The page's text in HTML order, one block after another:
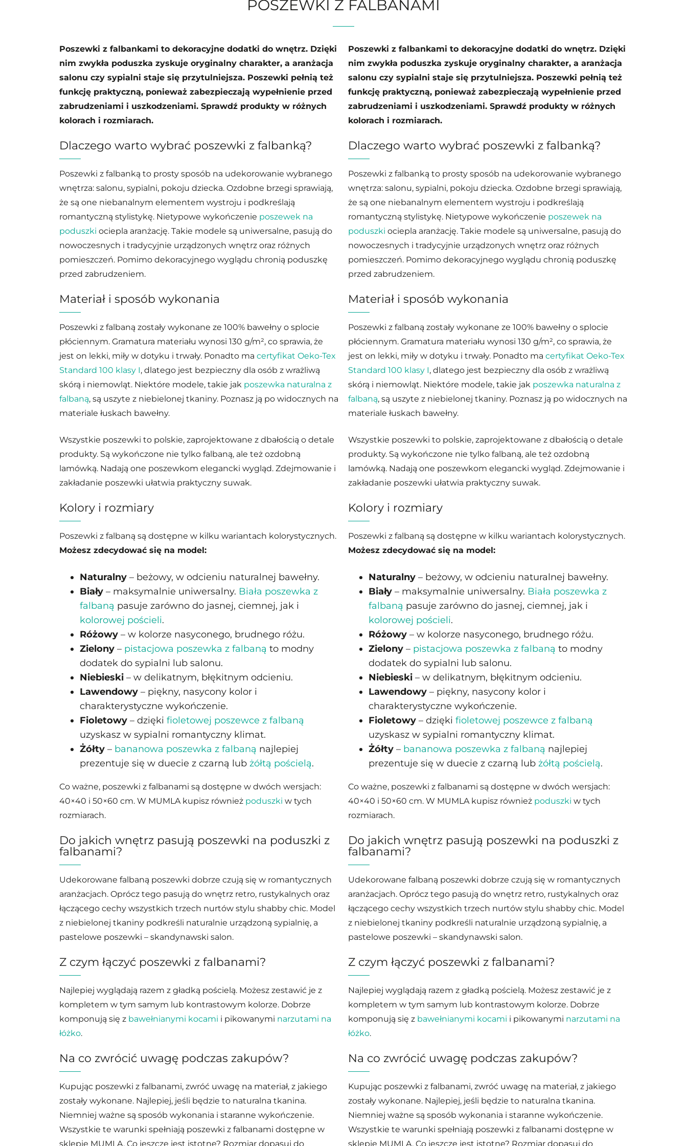
POSZEWKI Z FALBANAMI
Poszewki z falbankami to dekoracyjne dodatki do wnętrz. Dzięki
nim zwykła poduszka zyskuje oryginalny charakter, a aranżacja
salonu czy sypialni staje się przytulniejsza. Poszewki pełnią też
funkcję praktyczną, ponieważ zabezpieczają wypełnienie przed
zabrudzeniami i uszkodzeniami. Sprawdź produkty w różnych
kolorach i rozmiarach.
Dlaczego warto wybrać poszewki z falbanką?
Poszewki z falbanką to prosty sposób na udekorowanie wybranego
wnętrza: salonu, sypialni, pokoju dziecka. Ozdobne brzegi sprawiają,
że są one niebanalnym elementem wystroju i podkreślają
romantyczną stylistykę. Nietypowe wykończenie poszewek na
poduszki ociepla aranżację. Takie modele są uniwersalne, pasują do
nowoczesnych i tradycyjnie urządzonych wnętrz oraz różnych
pomieszczeń. Pomimo dekoracyjnego wyglądu chronią poduszkę
przed zabrudzeniem.
Materiał i sposób wykonania
Poszewki z falbaną zostały wykonane ze 100% bawełny o splocie
płóciennym. Gramatura materiału wynosi 130 g/m², co sprawia, że
jest on lekki, miły w dotyku i trwały. Ponadto macertyfikat Oeko-Tex
Standard 100 klasy I, dlatego jest bezpieczny dla osób z wrażliwą
skórą i niemowląt. Niektóre modele, takie jak poszewka naturalna z
falbaną, są uszyte z niebielonej tkaniny. Poznasz ją po widocznych na
materiale łuskach bawełny.
Wszystkie poszewki to polskie, zaprojektowane z dbałością o detale
produkty. Są wykończone nie tylko falbaną, ale też ozdobną
lamówką. Nadają one poszewkom elegancki wygląd. Zdejmowanie i
zakładanie poszewki ułatwia praktyczny suwak.
Kolory i rozmiary
Poszewki z falbaną są dostępne w kilku wariantach kolorystycznych.
Możesz zdecydować się na model:
Naturalny – beżowy, w odcieniu naturalnej bawełny.
Biały– maksymalnie uniwersalny. Biała poszewka z
falbaną pasuje zarówno do jasnej, ciemnej, jak i
kolorowej pościeli.
Różowy – w kolorze nasyconego, brudnego różu.
Zielony– pistacjowa poszewka z falbaną to modny
dodatek do sypialni lub salonu.
Niebieski – w delikatnym, błękitnym odcieniu.
Lawendowy – piękny, nasycony kolor i
charakterystyczne wykończenie.
Fioletowy– dziękifioletowej poszewce z falbaną
uzyskasz w sypialni romantyczny klimat.
Żółty – bananowa poszewka z falbaną najlepiej
prezentuje się w duecie z czarną lubżółtą pościelą.
Co ważne, poszewki z falbanami są dostępne w dwóch wersjach:
40×40 i 50×60 cm. W MUMLA kupisz również poduszki w tych
rozmiarach.
Do jakich wnętrz pasują poszewki na poduszki z
falbanami?
Udekorowane falbaną poszewki dobrze czują się w romantycznych
aranżacjach. Oprócz tego pasują do wnętrz retro, rustykalnych oraz
łączącego cechy wszystkich trzech nurtów stylu shabby chic. Model
z niebielonej tkaniny podkreśli naturalnie urządzoną sypialnię, a
pastelowe poszewki– skandynawski salon.
Z czym łączyć poszewki z falbanami?
Najlepiej wyglądają razem z gładką pościelą. Możesz zestawić je z
kompletem w tym samym lub kontrastowym kolorze. Dobrze
komponują się z bawełnianymi kocami i pikowanymi narzutami na
łóżko.
Na co zwrócić uwagę podczas zakupów?
Kupując poszewki z falbanami, zwróć uwagę na materiał, z jakiego
zostały wykonane. Najlepiej, jeśli będzie to naturalna tkanina.
Niemniej ważne są sposób wykonania i staranne wykończenie.
Wszystkie te warunki spełniają poszewki z falbanami dostępne w
sklepie MUMLA. Co jeszcze jest istotne? Rozmiar dopasuj do
Poszewki z falbankami to dekoracyjne dodatki do wnętrz. Dzięki
nim zwykła poduszka zyskuje oryginalny charakter, a aranżacja
salonu czy sypialni staje się przytulniejsza. Poszewki pełnią też
funkcję praktyczną, ponieważ zabezpieczają wypełnienie przed
zabrudzeniami i uszkodzeniami. Sprawdź produkty w różnych
kolorach i rozmiarach.
Dlaczego warto wybrać poszewki z falbanką?
Poszewki z falbanką to prosty sposób na udekorowanie wybranego
wnętrza: salonu, sypialni, pokoju dziecka. Ozdobne brzegi sprawiają,
że są one niebanalnym elementem wystroju i podkreślają
romantyczną stylistykę. Nietypowe wykończenie poszewek na
poduszki ociepla aranżację. Takie modele są uniwersalne, pasują do
nowoczesnych i tradycyjnie urządzonych wnętrz oraz różnych
pomieszczeń. Pomimo dekoracyjnego wyglądu chronią poduszkę
przed zabrudzeniem.
Materiał i sposób wykonania
Poszewki z falbaną zostały wykonane ze 100% bawełny o splocie
płóciennym. Gramatura materiału wynosi 130 g/m², co sprawia, że
jest on lekki, miły w dotyku i trwały. Ponadto ma certyfikat Oeko-Tex
Standard 100 klasy I, dlatego jest bezpieczny dla osób z wrażliwą
skórą i niemowląt. Niektóre modele, takie jak poszewka naturalna z
falbaną, są uszyte z niebielonej tkaniny. Poznasz ją po widocznych na
materiale łuskach bawełny.
Wszystkie poszewki to polskie, zaprojektowane z dbałością o detale
produkty. Są wykończone nie tylko falbaną, ale też ozdobną
lamówką. Nadają one poszewkom elegancki wygląd. Zdejmowanie i
zakładanie poszewki ułatwia praktyczny suwak.
Kolory i rozmiary
Poszewki z falbaną są dostępne w kilku wariantach kolorystycznych.
Możesz zdecydować się na model:
Naturalny – beżowy, w odcieniu naturalnej bawełny.
Biały – maksymalnie uniwersalny. Biała poszewka z
falbaną pasuje zarówno do jasnej, ciemnej, jak i
kolorowej pościeli.
Różowy – w kolorze nasyconego, brudnego różu.
Zielony – pistacjowa poszewka z falbaną to modny
dodatek do sypialni lub salonu.
Niebieski – w delikatnym, błękitnym odcieniu.
Lawendowy – piękny, nasycony kolor i
charakterystyczne wykończenie.
Fioletowy – dzięki fioletowej poszewce z falbaną
uzyskasz w sypialni romantyczny klimat.
Żółty – bananowa poszewka z falbaną najlepiej
prezentuje się w duecie z czarną lub żółtą pościelą.
Co ważne, poszewki z falbanami są dostępne w dwóch wersjach:
40×40 i 50×60 cm. W MUMLA kupisz również poduszki w tych
rozmiarach.
Do jakich wnętrz pasują poszewki na poduszki z
falbanami?
Udekorowane falbaną poszewki dobrze czują się w romantycznych
aranżacjach. Oprócz tego pasują do wnętrz retro, rustykalnych oraz
łączącego cechy wszystkich trzech nurtów stylu shabby chic. Model
z niebielonej tkaniny podkreśli naturalnie urządzoną sypialnię, a
pastelowe poszewki – skandynawski salon.
Z czym łączyć poszewki z falbanami?
Najlepiej wyglądają razem z gładką pościelą. Możesz zestawić je z
kompletem w tym samym lub kontrastowym kolorze. Dobrze
komponują się z bawełnianymi kocami i pikowanymi narzutami na
łóżko.
Na co zwrócić uwagę podczas zakupów?
Kupując poszewki z falbanami, zwróć uwagę na materiał, z jakiego
zostały wykonane. Najlepiej, jeśli będzie to naturalna tkanina.
Niemniej ważne są sposób wykonania i staranne wykończenie.
Wszystkie te warunki spełniają poszewki z falbanami dostępne w
sklepie MUMLA. Co jeszcze jest istotne? Rozmiar dopasuj do